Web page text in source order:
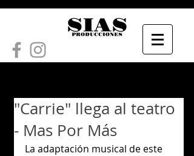
"Carrie" llega al teatro
- Mas Por Más
La adaptación musical de este